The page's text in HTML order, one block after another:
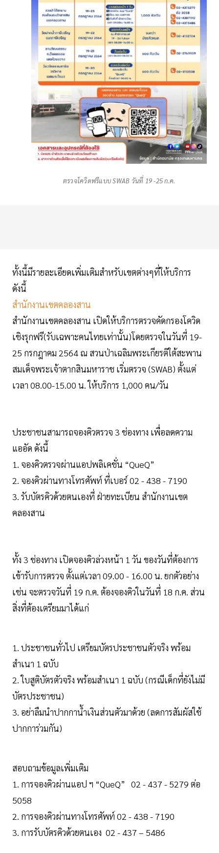
ตรวจโควิดฟรีแบบ SWAB วันที่ 19 -25 ก.ค.
ทั้งนี้มีรายละเอียดเพิ่มเติมสำหรับเขตต่างๆที่ให้บริการ
ดังนี้
สำนักงานเขตคลองสาน
สำนักงานเขตคลองสาน เปิดให้บริการตรวจคัดกรองโควิด
เชิงรุกฟรี(รับเฉพาะคนไทยเท่านั้น)โดยตรวจในวันที่ 19-
25 กรกฎาคม 2564 ณ สวนป่าเฉลิมพระเกียรติใต้สะพาน
สมเด็จพระเจ้าตากสินมหาราช เริ่มตรวจ (SWAB) ตั้งแต่
เวลา 08.00-15.00 น. ให้บริการ 1,000 คน/วัน
ประชาชนสามารถจองคิวตรวจ 3 ช่องทาง เพื่อลดความ
แออัด ดังนี้
1. จองคิวตรวจผ่านแอปพลิเคชั่น “QueQ”
2. จองคิวผ่านทางโทรศัพท์ ที่เบอร์ 02 - 438 - 7190
3. รับบัตรคิวด้วยตนเองที่ ฝ่ายทะเบียน สำนักงานเขต
คลองสาน
ทั้ง 3 ช่องทาง เปิดจองคิวล่วงหน้า 1 วัน ของวันที่ต้องการ
เข้ารับการตรวจ ตั้งแต่เวลา 09.00 - 16.00 น. ยกตัวอย่าง
เช่น จะตรวจวันที่ 19 ก.ค. ต้องจองคิวในวันที่ 18 ก.ค. ส่วน
สิ่งที่ต้องเตรียมมาได้แก่
1. ประชาชนทั่วไป เตรียมบัตรประชาชนตัวจริง พร้อม
สำเนา 1 ฉบับ
2. ใบสูติบัตรตัวจริง พร้อมสำเนา 1 ฉบับ (กรณีเด็กที่ยังไม่มี
บัตรประชาชน)
3. อย่าลืมนำปากกาน้ำเงินส่วนตัวมาด้วย (ลดการสัมผัสใช้
ปากการ่วมกัน)
สอบถามข้อมูลเพิ่มเติม
1. การจองคิวผ่านแอป ฯ “QueQ” 02 - 437 - 5279 ต่อ
5058
2. การจองคิวผ่านทางโทรศัพท์ 02 - 438 - 7190
3. การรับบัตรคิวด้วยตนเอง 02 - 437 – 5486